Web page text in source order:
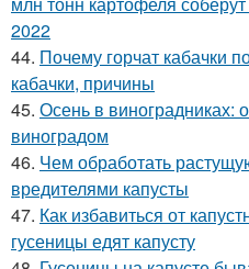
2022
44. Почему горчат кабачки
кабачки, причины
45. Осень в виноградниках:
виноградом
46. Чем обработать
вредителями капусты
47. Как избавиться от
гусеницы едят капусту